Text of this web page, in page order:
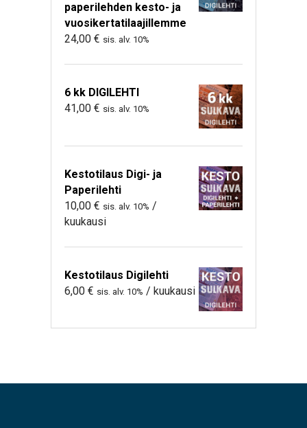
paperilehden kesto- ja
vuosikertatilaajillemme
24,00 € sis. alv. 10%
6 kk DIGILEHTI
41,00 € sis. alv. 10%
Kestotilaus Digi- ja
Paperilehti
10,00 € sis. alv. 10% /
kuukausi
Kestotilaus Digilehti
6,00 € sis. alv. 10% / kuukausi